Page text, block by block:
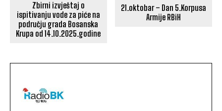
Zbirni izvještaj o
ispitivanju vode za piće na
području grada Bosanska
Krupa od 14.10.2025.godine
21.oktobar – Dan 5.Korpusa
Armije RBiH